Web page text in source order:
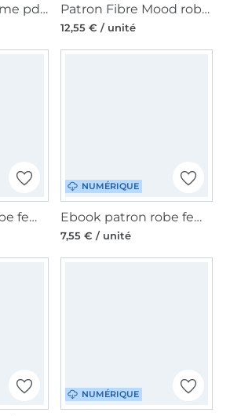
Patron robe femme pdf Dounia My Image S1281, en français Patron Fibre Mood robe femme pdf Alberthe, en français
12,55 € / unité
Ebook patron robe femme Frederike Konfetti Patterns, en allemand
NUMÉRIQUE
Ebook patron robe femme Merle Schnitte4Friends, en allemand
7,55 € / unité
NUMÉRIQUE